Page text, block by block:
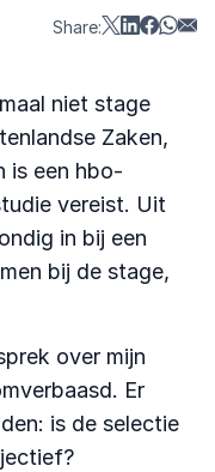
Share:
niet stage
Zaken,
is een hbo-
vereist. Uit
in bij een
bij de stage,
over mijn
Er
is de selectie